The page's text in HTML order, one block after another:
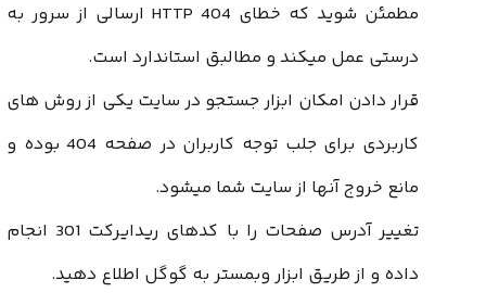
مطمئن شوید که خطای 404 HTTP ارسالی از سرور به
درستی عمل میکند و مطالبق استاندارد است.
قرار دادن امکان ابزار جستجو در سایت یکی از روش های
کاربردی برای جلب توجه کاربران در صفحه 404 بوده و
مانع خروج آنها از سایت شما میشود.
تغییر آدرس صفحات را با کدهای ریدایرکت 301 انجام
داده واز طریق ابزار وبمستربه گوگل اطلاع دهید.